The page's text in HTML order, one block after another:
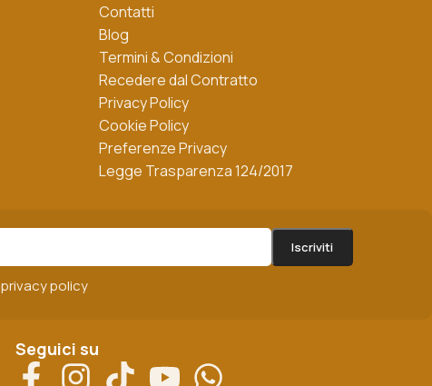
Contatti
Blog
Termini & Condizioni
Recedere dal Contratto
Privacy Policy
Cookie Policy
Preferenze Privacy
Legge Trasparenza 124/2017
privacy policy
Seguici su